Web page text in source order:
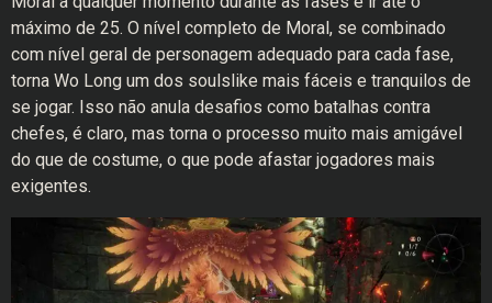
máximo de 25. O nível completo de Moral, se combinado
com nível geral de personagem adequado para cada fase,
torna Wo Long um dos soulslike mais fáceis e tranquilos de
se jogar. Isso não anula desafios como batalhas contra
chefes, é claro, mas torna o processo muito mais amigável
do que de costume, o que pode afastar jogadores mais
exigentes.